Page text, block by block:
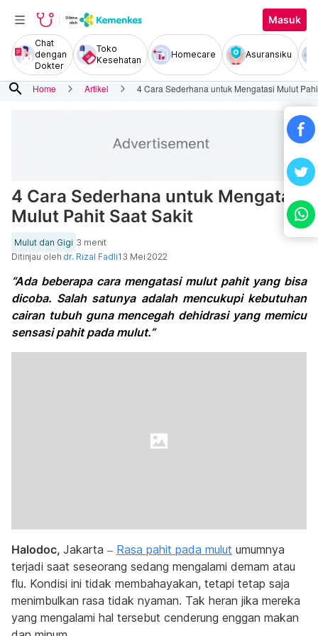
Masuk
Chat
dengan
Dokter
Toko
Kesehatan
Homecare Asuransiku
search Home Artikel 4 Cara Sederhana untuk Mengatasi Mulut
4 Cara Sederhana untuk Mengatasi
Mulut Pahit Saat Sakit
Mulut dan Gigi 3 menit
Ditinjau oleh dr. Rizal Fadli13 Mei 2022
“Ada beberapa cara mengatasi mulut pahit yang bisa
dicoba. Salah satunya adalah mencukupi kebutuhan
cairan tubuh guna mencegah dehidrasi yang memicu
sensasi pahit pada mulut.”
Halodoc, Jakarta – Rasa pahit pada mulut umumnya
terjadi saat seseorang sedang mengalami demam atau
flu. Kondisi ini tidak membahayakan, tetapi tetap saja
menimbulkan rasa tidak nyaman. Tak heran jika mereka
yang mengalami hal tersebut cenderung enggan makan